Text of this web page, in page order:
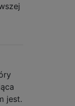
jest.